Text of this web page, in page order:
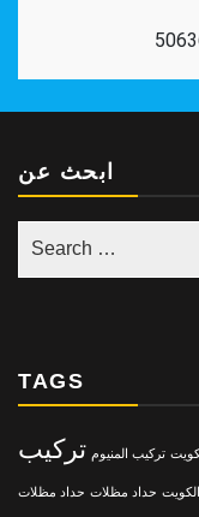
ابحث عن
TAGS
تركيب المنيوم تركيب
حداد مظلات حداد مظلات